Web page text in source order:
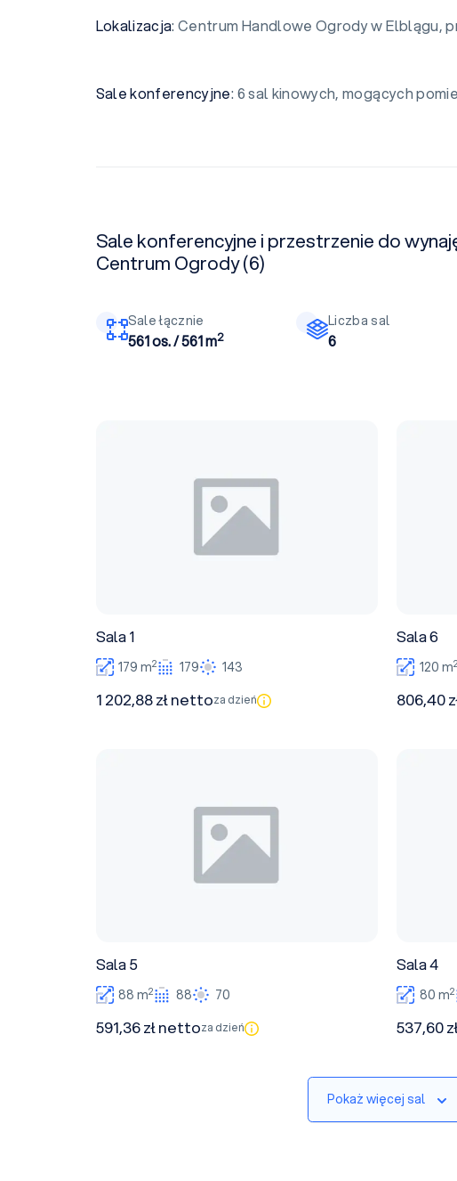
Lokalizacja: Centrum Handlowe Ogrody w Elblągu,
Salekonferencyjne: 6 sal kinowych, mogących
Sale konferencyjne i przestrzenie do
Centrum Ogrody (6)
Sale łącznie
561 os. / 561 m2
Liczba sal
6
Sala 1
179 m2 179 143
1 202,88 zł nettoza dzień
Sala 6
120 m2
806,40
Sala 5
88 m2 88 70
591,36 zł nettoza dzień
Sala 4
80 m2
537,60
Pokaż więcej sal